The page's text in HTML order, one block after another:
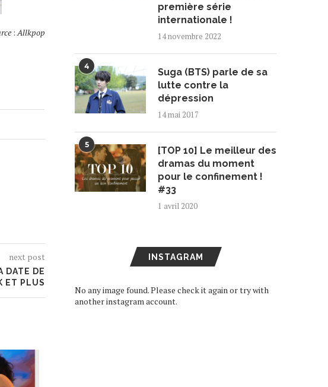
:Allkpop
next post
DATE DE
ET PLUS
première série
internationale !
14 novembre 2022
4
Suga (BTS) parle de sa
lutte contre la
dépression
14 mai 2017
5
[TOP 10] Le meilleur des
dramas du moment
pour le confinement !
#33
1 avril 2020
INSTAGRAM
No any image found. Please check it again or try with
another instagram account.